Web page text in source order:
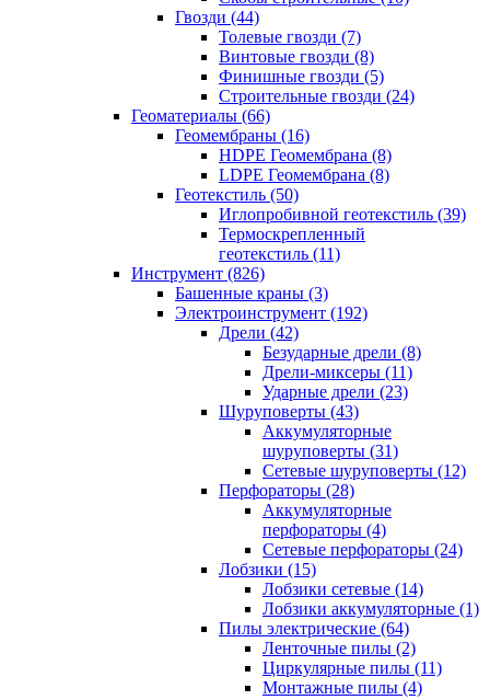
Гвозди (44)
Толевые гвозди (7)
Винтовые гвозди (8)
Финишные гвозди (5)
Строительные гвозди (24)
Геоматериалы (66)
Геомембраны (16)
HDPE Геомембрана (8)
LDPE Геомембрана (8)
Геотекстиль (50)
Иглопробивной геотекстиль (39)
Термоскрепленный
геотекстиль (11)
Инструмент (826)
Башенные краны (3)
Электроинструмент (192)
Дрели (42)
Безударные дрели (8)
Дрели-миксеры (11)
Ударные дрели (23)
Шуруповерты (43)
Аккумуляторные
шуруповерты (31)
Сетевые шуруповерты (12)
Перфораторы (28)
Аккумуляторные
перфораторы (4)
Сетевые перфораторы (24)
Лобзики (15)
Лобзики сетевые (14)
Лобзики аккумуляторные (1)
Пилы электрические (64)
Ленточные пилы (2)
Циркулярные пилы (11)
Монтажные пилы (4)